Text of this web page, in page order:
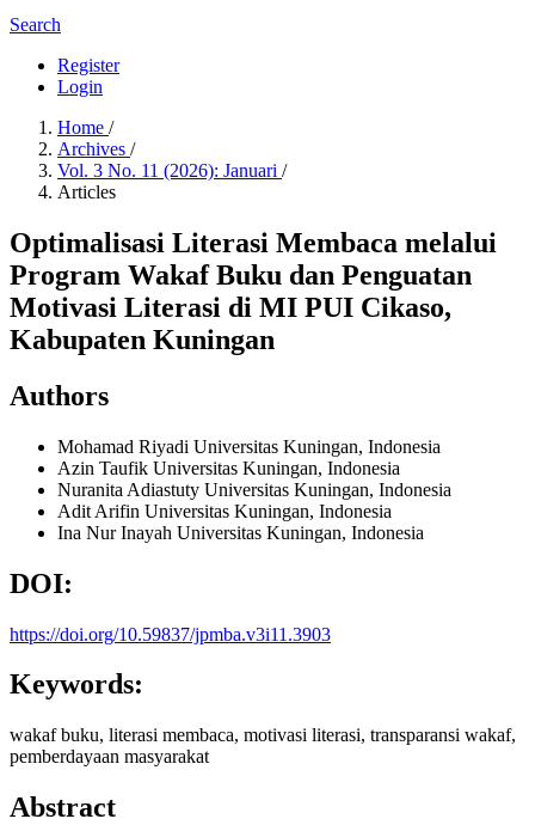
Search
Register
Login
Home /
Archives /
Vol. 3 No. 11 (2026): Januari /
Articles
Optimalisasi Literasi Membaca melalui
Program Wakaf Buku dan Penguatan
Motivasi Literasi di MI PUI Cikaso,
Kabupaten Kuningan
Authors
Mohamad Riyadi Universitas Kuningan, Indonesia
Azin Taufik Universitas Kuningan, Indonesia
Nuranita Adiastuty Universitas Kuningan, Indonesia
Adit Arifin Universitas Kuningan, Indonesia
Ina Nur Inayah Universitas Kuningan, Indonesia
DOI:
https://doi.org/10.59837/jpmba.v3i11.3903
Keywords:
wakaf buku, literasi membaca, motivasi literasi, transparansi wakaf,
pemberdayaan masyarakat
Abstract